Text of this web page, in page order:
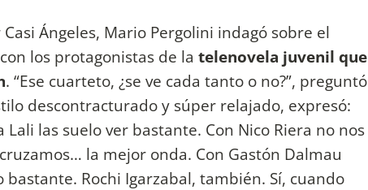
Ángeles, Mario Pergolini indagó sobre el
con los protagonistas de la telenovela juvenil que
. “Ese cuarteto, ¿se ve cada tanto o no?”, preguntó
descontracturado y súper relajado, expresó:
Lali las suelo ver bastante. Con Nico Riera no nos
la mejor onda. Con Gastón Dalmau
Rochi Igarzabal, también. Sí, cuando